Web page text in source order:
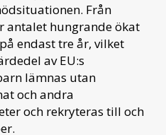
Från
antalet hungrande ökat
endast tre år, vilket
av EU:s
lämnas utan
och andra
och rekryteras till och